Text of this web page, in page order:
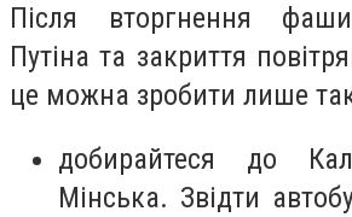
Після вторгнення
Путіна та закриття
це можна зробити лише
добирайтеся до
Мінська. Звідти